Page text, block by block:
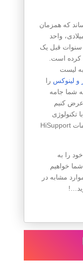
که همزمان
واحد
سنوات قبل یک
کرده است.
لیست
و لینوکس را
شما جامه
کنیم
تکنولوژی
High Tech به سبد محصولات و خدمات HiSupport
خود را به
خواهیم
مشابه در